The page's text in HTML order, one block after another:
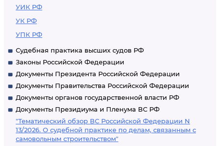
УИК РФ
УК РФ
УПК РФ
Судебная практика высших судов РФ
Законы Российской Федерации
Документы Президента Российской Федерации
Документы Правительства Российской Федерации
Документы органов государственной власти РФ
Документы Президиума и Пленума ВС РФ
"Тематический обзор ВС Российской Федерации N
13/2026. О судебной практике по делам, связанным с
самовольным строительством"